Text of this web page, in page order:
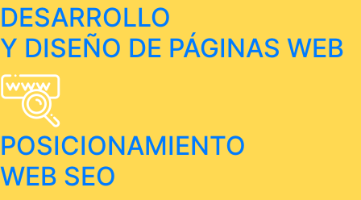
DESARROLLO
Y DISEÑO DE PÁGINAS WEB
POSICIONAMIENTO
WEB SEO